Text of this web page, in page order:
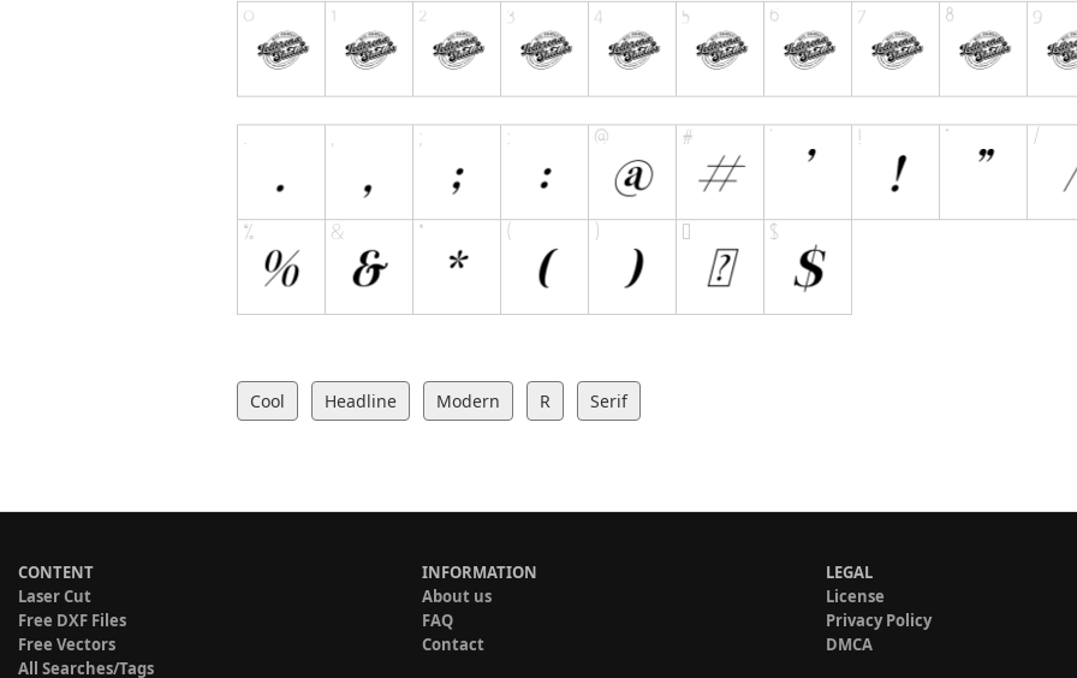
Cool Headline Modern R Serif
CONTENT
Laser Cut
Free DXF Files
Free Vectors
All Searches/Tags
INFORMATION
About us
FAQ
Contact
LEGAL
License
Privacy Policy
DMCA